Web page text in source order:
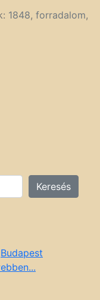
1848, forradalom,
Keresés
Budapest